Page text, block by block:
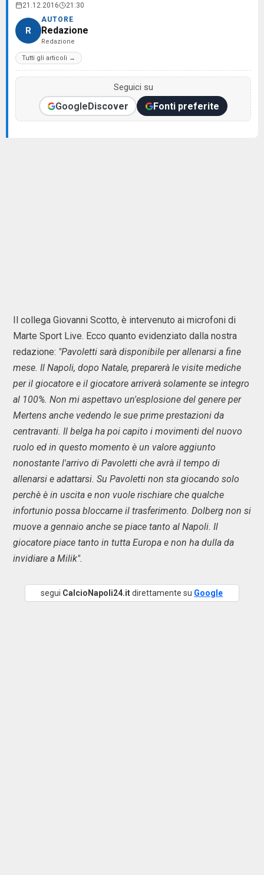
21.12.2016 21:30
R
AUTORE
Redazione
Redazione
Tutti gli articoli →
Seguici su
GoogleDiscover Fonti preferite
Il collega Giovanni Scotto, è intervenuto ai microfoni di
Marte Sport Live. Ecco quanto evidenziato dalla nostra
redazione: "Pavoletti sarà disponibile per allenarsi a fine
mese. Il Napoli, dopo Natale, preparerà le visite mediche
per il giocatore e il giocatore arriverà solamente se integro
al 100%. Non mi aspettavo un'esplosione del genere per
Mertens anche vedendo le sue prime prestazioni da
centravanti. Il belga ha poi capito i movimenti del nuovo
ruolo ed in questo momento è un valore aggiunto
nonostante l'arrivo di Pavoletti che avrà il tempo di
allenarsi e adattarsi. Su Pavoletti non sta giocando solo
perchè è in uscita e non vuole rischiare che qualche
infortunio possa bloccarne il trasferimento. Dolberg non si
muove a gennaio anche se piace tanto al Napoli. Il
giocatore piace tanto in tutta Europa e non ha dulla da
invidiare a Milik".
segui CalcioNapoli24.itdirettamente su Google